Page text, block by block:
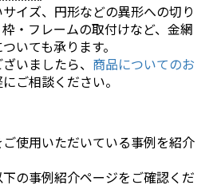
イズ、円形などの異形への切り
・フレームの取付けなど、金網
いても承ります。
いましたら、 商品についてのお
ご相談ください。
使用いただいている事例を紹介
の事例紹介ページをご確認くだ